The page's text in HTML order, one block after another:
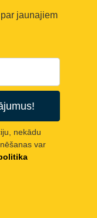
par jaunajiem
nekādu
var